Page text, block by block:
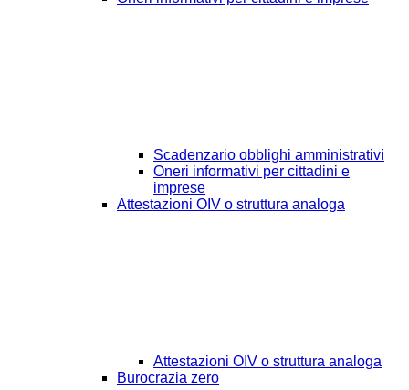
Scadenzario obblighi amministrativi
Oneri informativi per cittadini e
imprese
Attestazioni OIV o struttura analoga
Attestazioni OIV o struttura analoga
Burocrazia zero